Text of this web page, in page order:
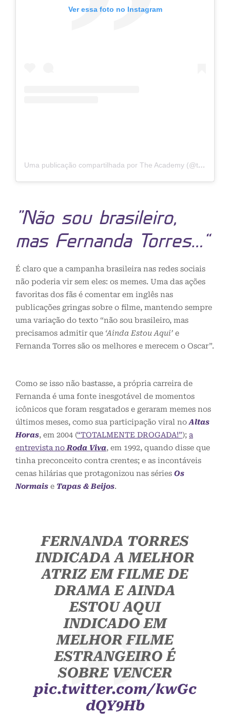
Ver essa foto no Instagram
Uma publicação compartilhada por The Academy (@theacademy)
“Não sou brasileiro,
mas Fernanda Torres…”
É claro que a campanha brasileira nas redes sociais
não poderia vir sem eles: os memes. Uma das ações
favoritas dos fãs é comentar em inglês nas
publicações gringas sobre o filme, mantendo sempre
uma variação do texto “não sou brasileiro, mas
precisamos admitir que ‘Ainda Estou Aqui’ e
Fernanda Torres são os melhores e merecem o Oscar”.
Como se isso não bastasse, a própria carreira de
Fernanda é uma fonte inesgotável de momentos
icônicos que foram resgatados e geraram memes nos
últimos meses, como sua participação viral noAltas
Horas, em 2004 (“TOTALMENTE DROGADA!”); a
entrevista noRoda Viva, em 1992, quando disse que
tinha preconceito contra crentes; e as incontáveis
cenas hilárias que protagonizou nas séries Os
Normais e Tapas & Beijos.
FERNANDA TORRES
INDICADA A MELHOR
ATRIZ EM FILME DE
DRAMA E AINDA
ESTOU AQUI
INDICADO EM
MELHOR FILME
ESTRANGEIRO É
SOBRE VENCER
pic.twitter.com/kwGc
dQY9Hb